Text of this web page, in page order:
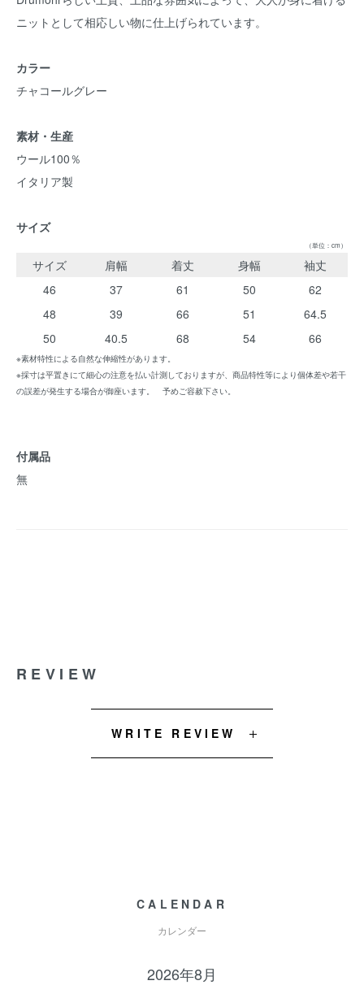
ニットとして相応しい物に仕上げられています。
カラー
チャコールグレー
素材・生産
ウール100％
イタリア製
サイズ
（単位：cm）
サイズ 肩幅 着丈 身幅
袖丈
46
37 61 50
62
48
39 66 51
64.5
50
40.5 68 54 66
※素材特性による自然な伸縮性があります。
※採寸は平置きにて細心の注意を払い計測しておりますが、商品特性等により個体差や若干
の誤差が発生する場合が御座います。 予めご容赦下さい。
付属品
無
REVIEW
WRITE REVIEW
CALENDAR
カレンダー
2026年8月